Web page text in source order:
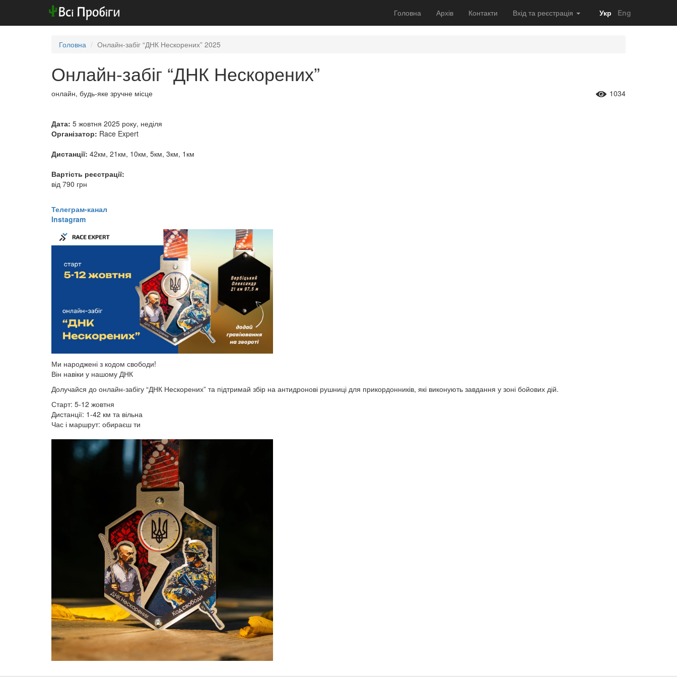
Головна Архів Контакти Вхід та реєстрація Укр Eng
Головна Онлайн-забіг “ДНК Нескорених” 2025
Онлайн-забіг “ДНК Нескорених”
онлайн, будь-яке зручне місце 1034
Дата: 5 жовтня 2025 року, неділя
Організатор: Race Expert
Дистанції: 42км, 21км, 10км, 5км, 3км, 1км
Вартість реєстрації:
від 790 грн
​​​​​​​Телеграм-канал
Instagram
Ми народжені з кодом свободи!
Він навіки у нашому ДНК
Долучайся до онлайн-забігу “ДНК Нескорених” та підтримай збір на антидронові рушниці для прикордонників, які виконують завдання у зоні бойових дій.
Старт: 5-12 жовтня
Дистанції: 1-42 км та вільна
Час і маршрут: обираєш ти